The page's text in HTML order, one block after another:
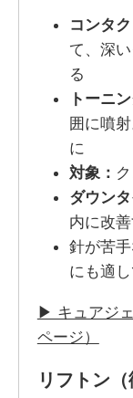
コンタ
て、深
る
トーニ
囲に噴
に
対象：
ダウンタ
内に改
針が苦
にも適
▶ キュアジ
ページ）
リフトン